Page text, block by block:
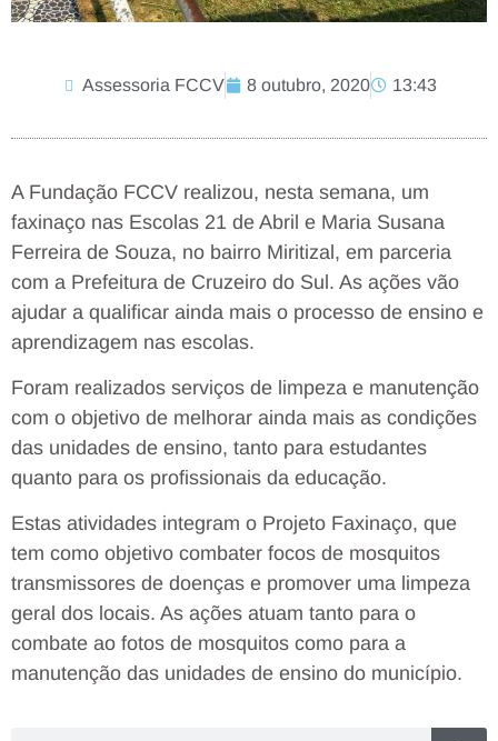
Assessoria FCCV 8 outubro, 2020 13:43
A Fundação FCCV realizou, nesta semana, um
faxinaço nas Escolas 21 de Abril e Maria Susana
Ferreira de Souza, no bairro Miritizal, em parceria
com a Prefeitura de Cruzeiro do Sul. As ações vão
ajudar a qualificar ainda mais o processo de ensino e
aprendizagem nas escolas.
Foram realizados serviços de limpeza e manutenção
com o objetivo de melhorar ainda mais as condições
das unidades de ensino, tanto para estudantes
quanto para os profissionais da educação.
Estas atividades integram o Projeto Faxinaço, que
tem como objetivo combater focos de mosquitos
transmissores de doenças e promover uma limpeza
geral dos locais. As ações atuam tanto para o
combate ao fotos de mosquitos como para a
manutenção das unidades de ensino do município.